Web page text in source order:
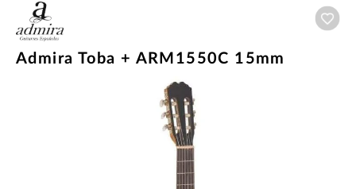
Admira Toba + ARM1550C 15mm